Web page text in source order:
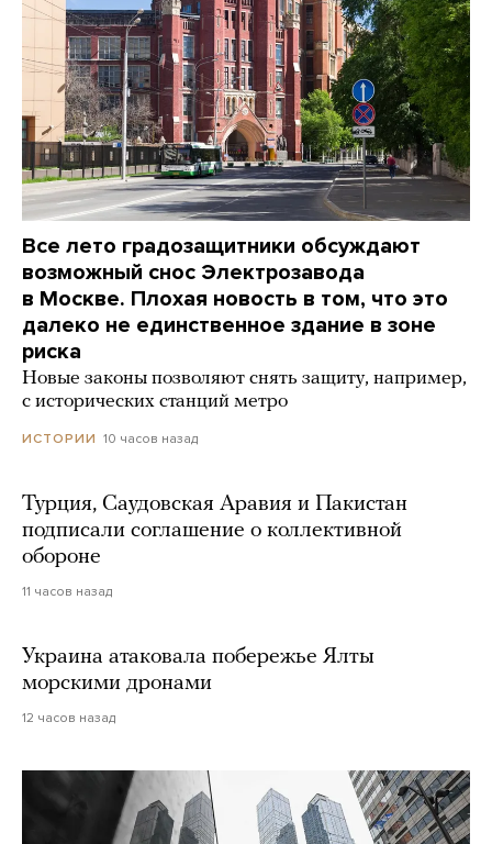
Все лето градозащитники обсуждают
возможный снос Электрозавода
в Москве. Плохая новость в том, что это
далеко не единственное здание в зоне
риска
Новые законы позволяют снять защиту, например,
с исторических станций метро
ИСТОРИИ 10 часов назад
Турция, Саудовская Аравия и Пакистан
подписали соглашение о коллективной
обороне
11 часов назад
Украина атаковала побережье Ялты
морскими дронами
12 часов назад